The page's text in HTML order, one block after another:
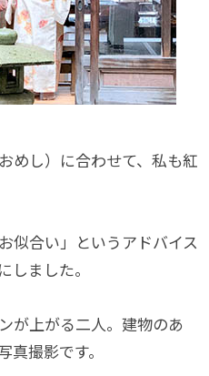
めし）に合わせて、私も紅
似合い」というアドバイス
しました。
が上がる二人。建物のあ
撮影です。